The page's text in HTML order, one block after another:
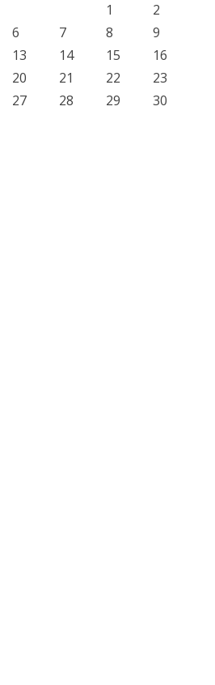
1
2
6 7 8
9
13 14 15
16
20 21 22
23
27 28 29
30